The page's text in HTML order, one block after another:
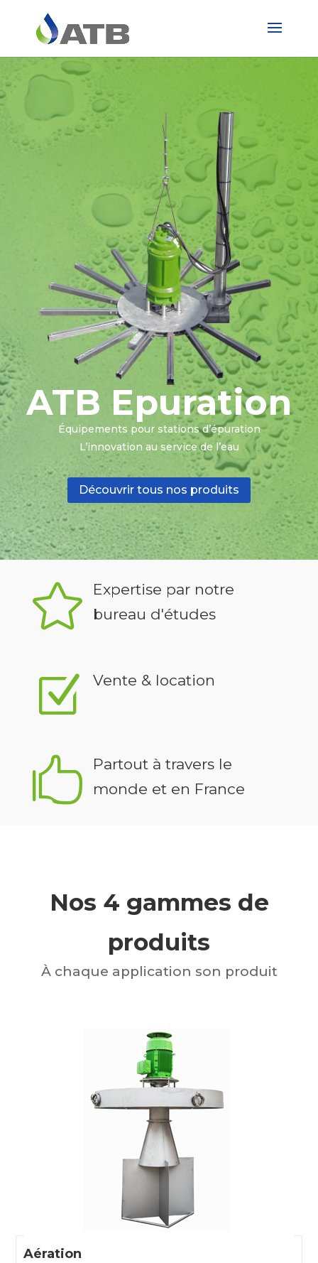
ATB Epuration
Équipements pour stations d’épuration
L’innovation au service de l’eau
Découvrir tous nos produits

Expertise par notre
bureau d'études
Z Vente & location

Partout à travers le
monde et en France
Nos 4 gammes de
produits
À chaque application son produit
Aération